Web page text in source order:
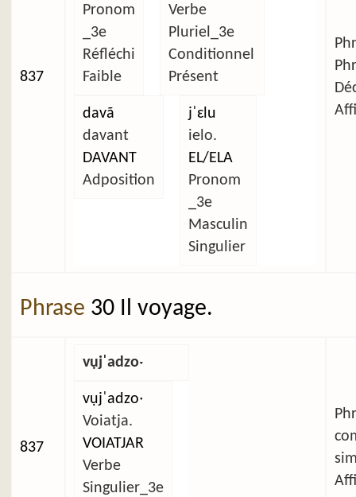
837
Pronom
_3e
Réfléchi
Faible
Verbe
Pluriel_3e
Conditionnel
Présent
davã
davant
DAVANT
Adposition
jˈɛlu
ielo.
EL/ELA
Pronom
_3e
Masculin
Singulier
Phrase 30 Il voyage.
837
vụjˈadzoˑ
vụjˈadzoˑ
Voiatja.
VOIATJAR
Verbe
Singulier_3e